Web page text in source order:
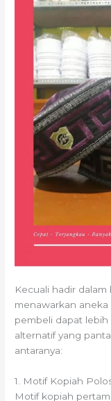
Kecuali hadir
menawarkan
pembeli dapat
alternatif yang
antaranya:
1. Motif Kopiah
Motif kopiah